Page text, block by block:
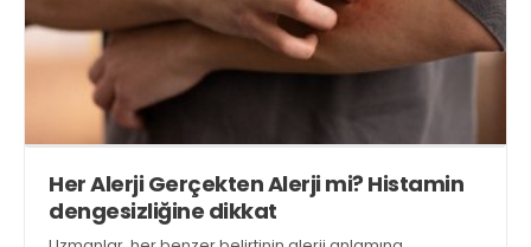
Her Alerji Gerçekten Alerji mi? Histamin
dengesizliğine dikkat